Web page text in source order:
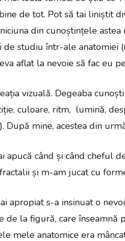
de tot. Pot să tai liniștit
din cunoștințele
de studiu într-ale anatomiei
aflat la nevoie să fac eu
vizuală. Degeaba
culoare, ritm, lumină,
După mine, acestea din
apucă când și când cheful
și m-am jucat cu
apropiat s-a insinuat o
de la figură, care înseamnă
mele anatomice era